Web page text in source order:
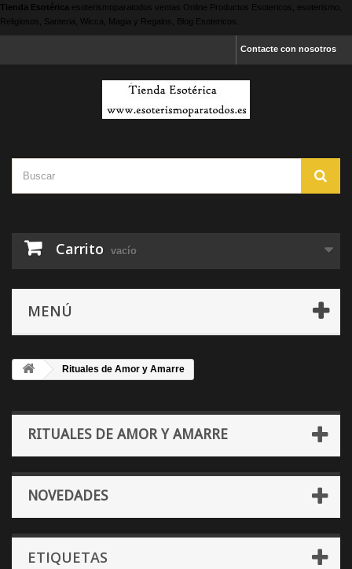
Tienda Esotérica esoterismoparatodos ventas Online Productos Esotericos, esoterismo,
Religiosos, Santeria, Wicca, Magia y Regalos, Blog Esotericos.
Contacte con nosotros
Carrito vacío
MENÚ
Rituales de Amor y Amarre
RITUALES DE AMOR Y AMARRE
NOVEDADES
ETIQUETAS